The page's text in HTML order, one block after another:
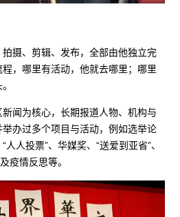
摄、剪辑、发布，全部由他独立完
，哪里有活动，他就去哪里；哪里
闻为核心，长期报道人物、机构与
办过多个项目与活动，例如选举论
人投票”、华媒奖、“送爱到亚省”、
疫情反思等。